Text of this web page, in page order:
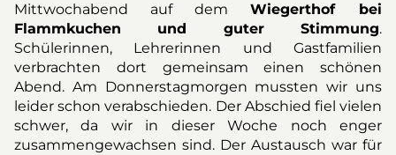
Mittwochabend auf dem Wiegerthof bei
Flammkuchen und guter Stimmung.
Schülerinnen, Lehrerinnen und Gastfamilien
verbrachten dort gemeinsam einen schönen
Abend. Am Donnerstagmorgen mussten wir uns
leider schon verabschieden. Der Abschied fiel vielen
schwer, da wir in dieser Woche noch enger
zusammengewachsen sind. Der Austausch war für